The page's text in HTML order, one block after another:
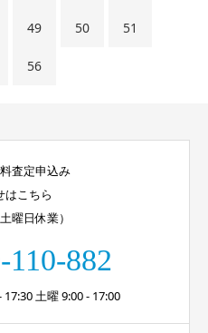
49 50 51
56
査定申込み
はこちら
曜日休業）
110-882
土曜 9:00 - 17:00